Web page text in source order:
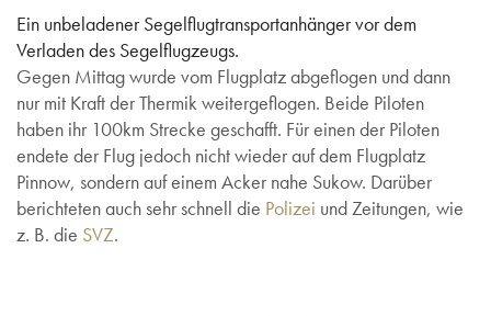
Ein unbeladener Segelflugtransportanhänger vor dem
Verladen des Segelflugzeugs.
Gegen Mittag wurde vom Flugplatz abgeflogen und dann
nur mit Kraft der Thermik weitergeflogen. Beide Piloten
haben ihr 100km Strecke geschafft. Für einen der Piloten
endete der Flug jedoch nicht wieder auf dem Flugplatz
Pinnow, sondern auf einem Acker nahe Sukow. Darüber
berichteten auch sehr schnell die Polizei und Zeitungen, wie
z. B. die SVZ.